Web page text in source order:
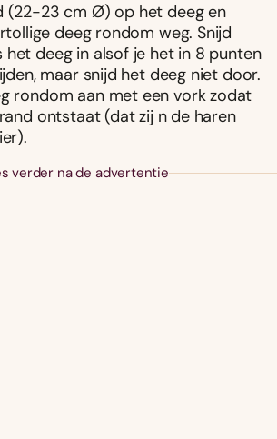
(22-23 cm Ø) op het deeg en
deeg rondom weg. Snijd
het deeg in alsof je het in 8 punten
maar snijd het deeg niet door.
rondom aan met een vork zodat
ontstaat (dat zij n de haren
verder na de advertentie